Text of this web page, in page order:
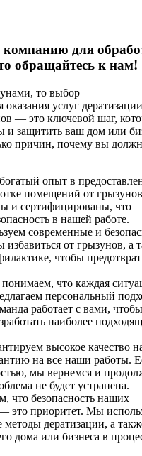
для
обращайтесь к нам!
то выбор
услуг
— это ключевой шаг,
и защитить ваш дом или
причин, почему вы
опыт в
помещений от
и сертифицированы, что
в нашей работе.
современные и
от грызунов, а
чтобы
что каждая
персональный
работает с вами, чтобы
наиболее
высокое качество
на все наши работы.
мы вернемся и
не будет устранена.
что безопасность наших
это приоритет. Мы
дератизации, а
дома или бизнеса в